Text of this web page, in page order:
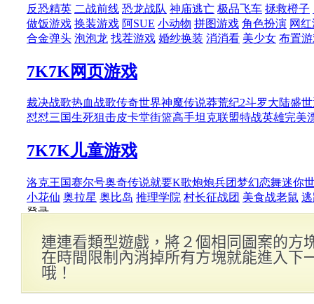
連連看類型遊戲，將２個相同圖案的方
在時間限制內消掉所有方塊就能進入下
哦！